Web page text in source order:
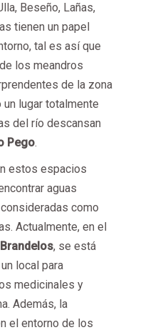
Beseño, Lañas,
tienen un papel
tal es así que
los meandros
de la zona
un lugar totalmente
del río descansan
Pego.
estos espacios
aguas
como
Actualmente, en el
, se está
local para
medicinales y
Además, la
el entorno de los